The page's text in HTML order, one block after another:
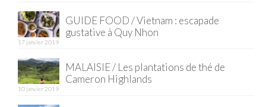
Ninh Binh
EUROPE
GUIDE FOOD / Vietnam : escapade
gustative à Quy Nhon
17 janvier 2019
MALAISIE / Les plantations de thé de
Cameron Highlands
10 janvier 2019